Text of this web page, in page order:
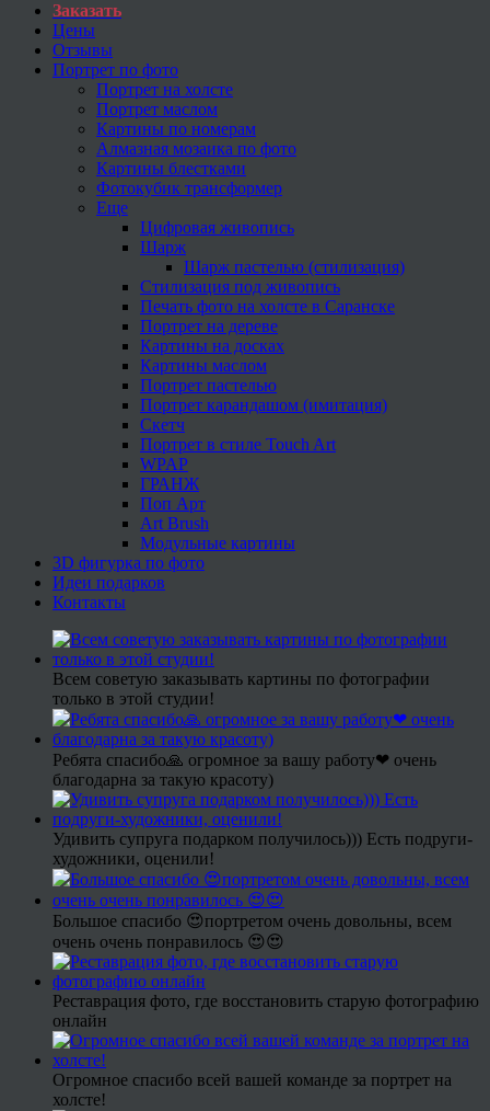
Заказать
Цены
Отзывы
Портрет по фото
Портрет на холсте
Портрет маслом
Картины по номерам
Алмазная мозаика по фото
Картины блестками
Фотокубик трансформер
Еще
Цифровая живопись
Шарж
Шарж пастелью (стилизация)
Стилизация под живопись
Печать фото на холсте в Саранске
Портрет на дереве
Картины на досках
Картины маслом
Портрет пастелью
Портрет карандашом (имитация)
Скетч
Портрет в стиле Touch Art
WPAP
ГРАНЖ
Поп Арт
Art Brush
Модульные картины
3D фигурка по фото
Идеи подарков
Контакты
Всем советую заказывать картины по фотографии
только в этой студии!
Ребята спасибо🙏 огромное за вашу работу❤ очень
благодарна за такую красоту)
Удивить супруга подарком получилось))) Есть подруги-
художники, оценили!
Большое спасибо 😍портретом очень довольны, всем
очень очень понравилось 😍😍
Реставрация фото, где восстановить старую фотографию
онлайн
Огромное спасибо всей вашей команде за портрет на
холсте!